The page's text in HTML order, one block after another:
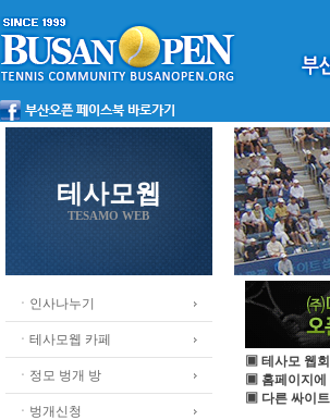
테사모웹
TESAMO WEB
ㆍ인사나누기
ㆍ테사모웹 카페
ㆍ정모 벙개 방
ㆍ벙개신청
▣ 테사모 웹
▣ 홈페이지에
▣ 다른 싸이